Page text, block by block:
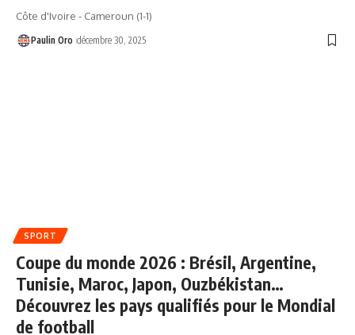
Côte d'Ivoire - Cameroun (1-1)
Paulin Oro décembre 30, 2025
SPORT
Coupe du monde 2026 : Brésil, Argentine,
Tunisie, Maroc, Japon, Ouzbékistan…
Découvrez les pays qualifiés pour le Mondial
de football